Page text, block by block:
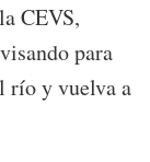
CEVS,
para
río y vuelva a